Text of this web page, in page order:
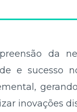
da
e sucesso
inovações